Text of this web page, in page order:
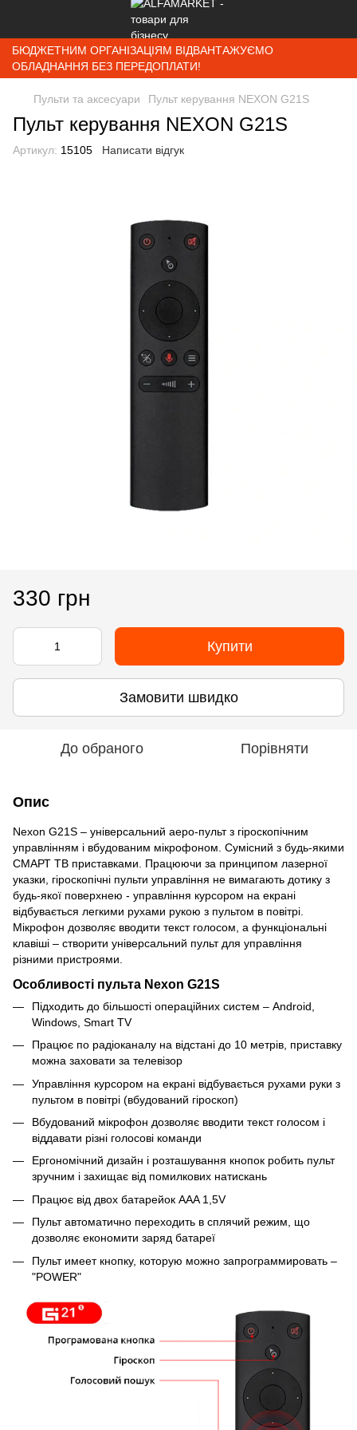
БЮДЖЕТНИМ ОРГАНІЗАЦІЯМ ВІДВАНТАЖУЄМО
ОБЛАДНАННЯ БЕЗ ПЕРЕДОПЛАТИ!
Пульти та аксесуари Пульт керування NEXON G21S
Пульт керування NEXON G21S
Артикул: 15105 Написати відгук
330 грн
Купити
Замовити швидко
До обраного Порівняти
Опис
Nexon G21S – універсальний аеро-пульт з гіроскопічним
управлінням i вбудованим мікрофоном. Сумісний з будь-якими
СМАРТ ТВ приставками. Працюючи за принципом лазерної
указки, гіроскопічні пульти управління не вимагають дотику з
будь-якої поверхнею - управління курсором на екрані
відбувається легкими рухами рукою з пультом в повітрі.
Мікрофон дозволяє вводити текст голосом, а функціональні
клавіші – створити універсальний пульт для управління
різними пристроями.
Особливості пульта Nexon G21S
Підходить до більшості операційних систем – Android,
Windows, Smart TV
Працює по радіоканалу на відстані до 10 метрів, приставку
можна заховати за телевізор
Управління курсором на екрані відбувається рухами руки з
пультом в повітрі (вбудований гіроскоп)
Вбудований мікрофон дозволяє вводити текст голосом і
віддавати різні голосові команди
Ергономічний дизайн і розташування кнопок робить пульт
зручним і захищає від помилкових натискань
Працює від двох батарейок AAA 1,5V
Пульт автоматично переходить в сплячий режим, що
дозволяє економити заряд батареї
Пульт имеет кнопку, которую можно запрограммировать –
"POWER"